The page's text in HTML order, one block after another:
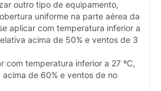
outro tipo de equipamento,
uniforme na parte aérea da
aplicar com temperatura inferior a
acima de 50% e ventos de 3
com temperatura inferior a 27 ºC,
de 60% e ventos de no